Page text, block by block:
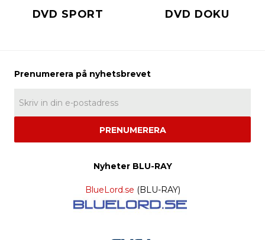
DVD SPORT
DVD DOKU
PRENUMERERA
Nyheter BLU-RAY
BlueLord.se (BLU-RAY)